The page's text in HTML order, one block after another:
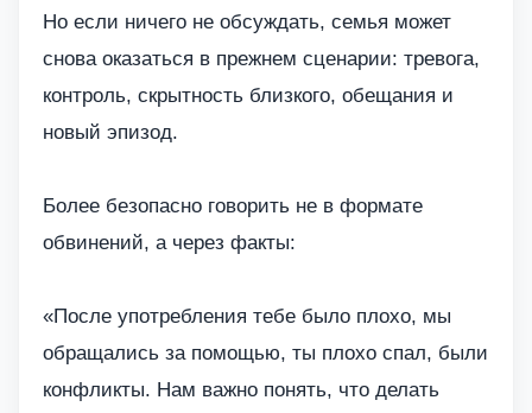
Но если ничего не обсуждать, семья может
снова оказаться в прежнем сценарии: тревога,
контроль, скрытность близкого, обещания и
новый эпизод.
Более безопасно говорить не в формате
обвинений, а через факты:
«После употребления тебе было плохо, мы
обращались за помощью, ты плохо спал, были
конфликты. Нам важно понять, что делать